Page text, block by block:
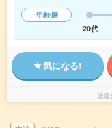
年齢層
20代
気になる!
派遣